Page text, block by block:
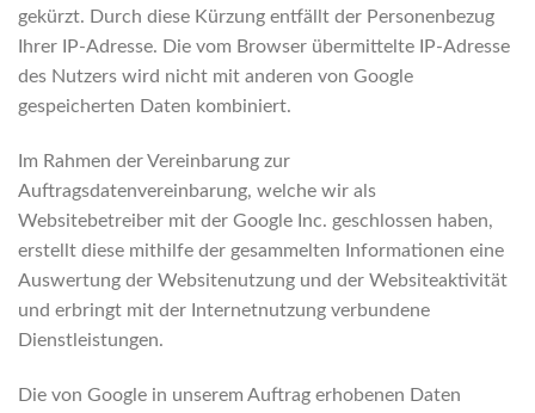
gekürzt. Durch diese Kürzung entfällt der Personenbezug
Ihrer IP-Adresse. Die vom Browser übermittelte IP-Adresse
des Nutzers wird nicht mit anderen von Google
gespeicherten Daten kombiniert.
Im Rahmen der Vereinbarung zur
Auftragsdatenvereinbarung, welche wir als
Websitebetreiber mit der Google Inc. geschlossen haben,
erstellt diese mithilfe der gesammelten Informationen eine
Auswertung der Websitenutzung und der Websiteaktivität
und erbringt mit der Internetnutzung verbundene
Dienstleistungen.
Die von Google in unserem Auftrag erhobenen Daten